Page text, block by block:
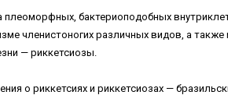
плеоморфных, бактериоподобных
членистоногих различных видов, а
— риккетсиозы.
о риккетсиях и риккетсиозах —